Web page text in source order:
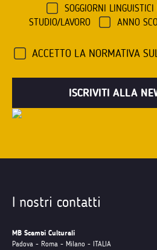
SOGGIORNI
STUDIO/LAVORO
ANNO
ACCETTO LA NORMATIVA
I nostri contatti
MB Scambi Culturali
Padova - Roma - Milano - ITALIA